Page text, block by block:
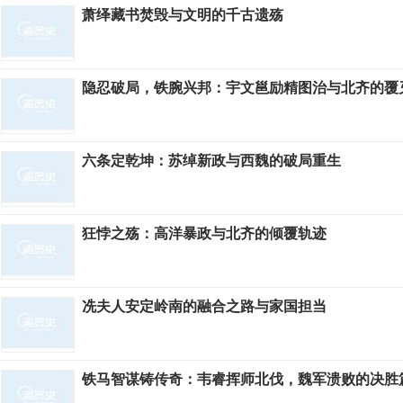
萧绎藏书焚毁与文明的千古遗殇
隐忍破局，铁腕兴邦：宇文邕励精图治与北齐的覆
六条定乾坤：苏绰新政与西魏的破局重生
狂悖之殇：高洋暴政与北齐的倾覆轨迹
冼夫人安定岭南的融合之路与家国担当
铁马智谋铸传奇：韦睿挥师北伐，魏军溃败的决胜